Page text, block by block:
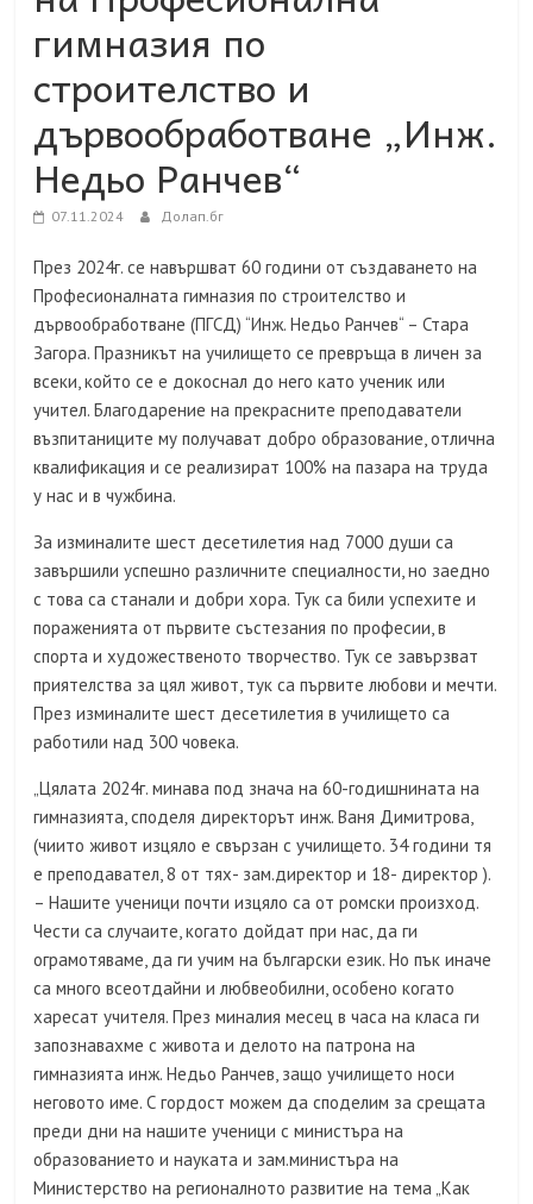
гимназия по
строителство и
дървообработване „Инж.
Недьо Ранчев“
07.11.2024 Долап.бг
През 2024г. се навършват 60 години от създаването на
Професионалната гимназия по строителство и
дървообработване (ПГСД) “Инж. Недьо Ранчев“ – Стара
Загора. Празникът на училището се превръща в личен за
всеки, който се е докоснал до него като ученик или
учител. Благодарение на прекрасните преподаватели
възпитаниците му получават добро образование, отлична
квалификация и се реализират 100% на пазара на труда
у нас и в чужбина.
За изминалите шест десетилетия над 7000 души са
завършили успешно различните специалности, но заедно
с това са станали и добри хора. Тук са били успехите и
пораженията от първите състезания по професии, в
спорта и художественото творчество. Тук се завързват
приятелства за цял живот, тук са първите любови и мечти.
През изминалите шест десетилетия в училището са
работили над 300 човека.
„Цялата 2024г. минава под знача на 60-годишнината на
гимназията, споделя директорът инж. Ваня Димитрова,
(чиито живот изцяло е свързан с училището. 34 години тя
е преподавател, 8 от тях- зам.директор и 18- директор ).
– Нашите ученици почти изцяло са от ромски произход.
Чести са случаите, когато дойдат при нас, да ги
ограмотяваме, да ги учим на български език. Но пък иначе
са много всеотдайни и любвеобилни, особено когато
харесат учителя. През миналия месец в часа на класа ги
запознавахме с живота и делото на патрона на
гимназията инж. Недьо Ранчев, защо училището носи
неговото име. С гордост можем да споделим за срещата
преди дни на нашите ученици с министъра на
образованието и науката и зам.министъра на
Министерство на регионалното развитие на тема „Как